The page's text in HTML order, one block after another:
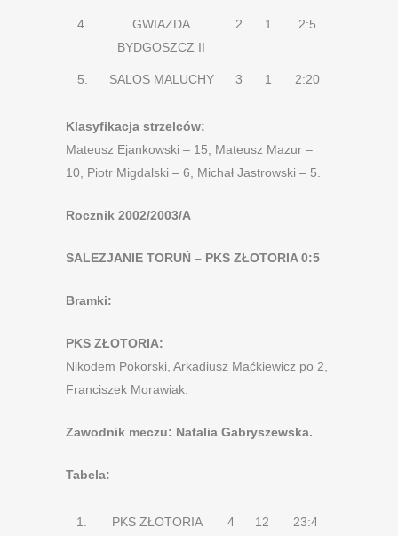
4.
GWIAZDA
BYDGOSZCZ II
2 1 2:5
5. SALOS MALUCHY 3 1 2:20
Klasyfikacja strzelców:
Mateusz Ejankowski – 15, Mateusz Mazur –
10, Piotr Migdalski – 6, Michał Jastrowski – 5.
Rocznik 2002/2003/A
SALEZJANIE TORUŃ – PKS ZŁOTORIA 0:5
Bramki:
PKS ZŁOTORIA:
Nikodem Pokorski, Arkadiusz Maćkiewicz po 2,
Franciszek Morawiak.
Zawodnik meczu: Natalia Gabryszewska.
Tabela:
1. PKS ZŁOTORIA 4 12 23:4